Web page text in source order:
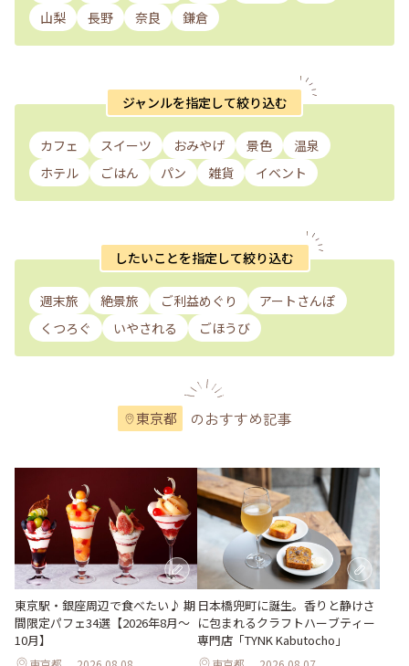
山梨
長野 奈良 鎌倉
ジャンルを指定して絞り込む
カフェ スイーツ おみやげ 景色
温泉
ホテル
ごはん パン 雑貨 イベント
したいことを指定して絞り込む
週末旅 絶景旅 ご利益めぐり
アートさんぽ
くつろぐ
いやされる ごほうび
東京都 のおすすめ記事
東京駅・銀座周辺で食べたい♪ 期
間限定パフェ34選【2026年8月～
10月】
日本橋兜町に誕生。香りと静けさ
に包まれるクラフトハーブティー
専門店「TYNK Kabutocho」